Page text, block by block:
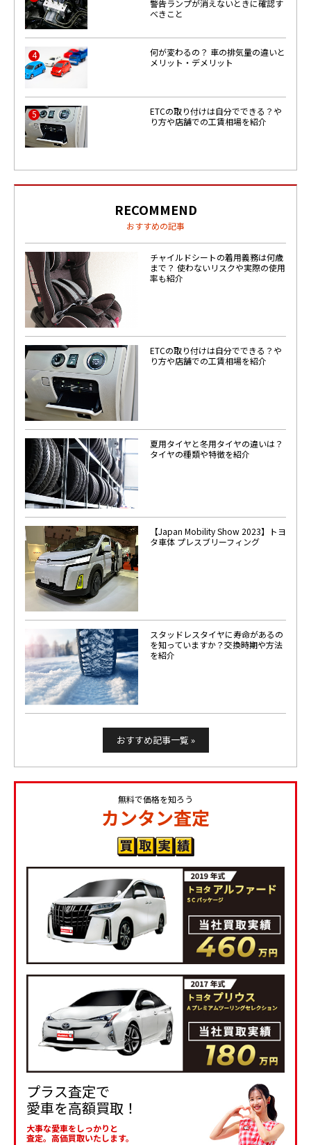
警告ランプが消えないときに確認す
べきこと
4
何が変わるの？ 車の排気量の違いと
メリット・デメリット
5
ETCの取り付けは自分でできる？や
り方や店舗での工賃相場を紹介
RECOMMEND
おすすめの記事
チャイルドシートの着用義務は何歳
まで？ 使わないリスクや実際の使用
率も紹介
ETCの取り付けは自分でできる？や
り方や店舗での工賃相場を紹介
夏用タイヤと冬用タイヤの違いは？
タイヤの種類や特徴を紹介
【Japan Mobility Show 2023】トヨ
タ車体 プレスブリーフィング
スタッドレスタイヤに寿命があるの
を知っていますか？交換時期や方法
を紹介
おすすめ記事一覧 »
無料で価格を知ろう
カンタン査定
プラス査定で
愛車を高額買取！
大事な愛車をしっかりと
査定。高価買取いたします。